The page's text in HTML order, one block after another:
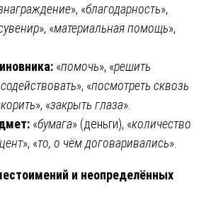
», «благодарность»,
», «материальная помощь»,
«помочь», «решить
», «посмотреть сквозь
», «закрыть глаза».
«бумага» (деньги), «количество
», «то, о чём договаривались».
и неопределённых